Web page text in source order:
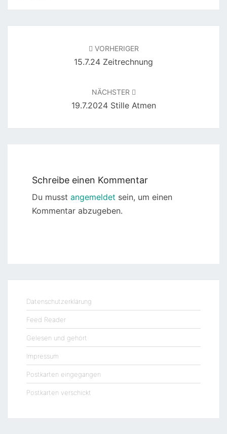
VORHERIGER
15.7.24 Zeitrechnung
NÄCHSTER
19.7.2024 Stille Atmen
Schreibe einen Kommentar
Du musst angemeldet sein, um einen
Kommentar abzugeben.
Datenschutzerklärung
Feed Reader
Gelesen und gehört
Impressum
Postkarten eingegangen
Postkarten verschickt